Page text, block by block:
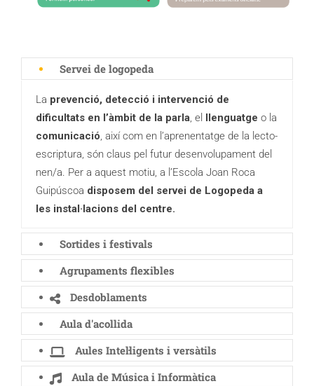
Servei de logopeda
La prevenció, detecció i intervenció de
dificultats en l’àmbit de la parla, el llenguatge o la
comunicació, així com en l’aprenentatge de la lecto-
escriptura, són claus pel futur desenvolupament del
nen/a. Per a aquest motiu, a l’Escola Joan Roca
Guipúscoa disposem del servei de Logopeda a
les instal·lacions del centre.
Sortides i festivals
Agrupaments flexibles
Desdoblaments
Aula d'acollida
Aules Intel·ligents i versàtils
Aula de Música i Informàtica